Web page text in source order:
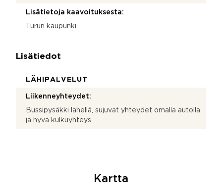
Lisätietoja kaavoituksesta:
Turun kaupunki
Lisätiedot
LÄHIPALVELUT
Liikenneyhteydet:
Bussipysäkki lähellä, sujuvat yhteydet omalla autolla
ja hyvä kulkuyhteys
Kartta